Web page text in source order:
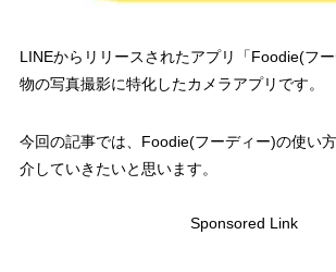
LINEからリリースされたアプリ「Foodie(フ
物の写真撮影に特化したカメラアプリです。
今回の記事では、Foodie(フーディー)の使い
介していきたいと思います。
Sponsored Link